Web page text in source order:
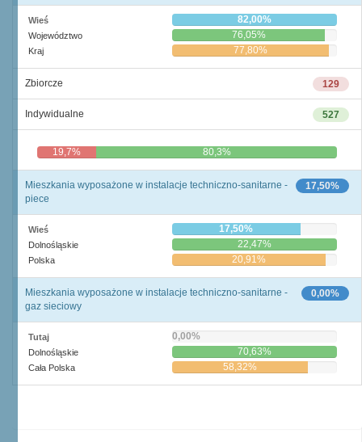
Wieś 82,00%
Województwo 76,05%
Kraj 77,80%
129
Zbiorcze
527
Indywidualne
19,7% 80,3%
17,50%
Mieszkania wyposażone w instalacje techniczno-sanitarne -
piece
Wieś 17,50%
Dolnośląskie 22,47%
Polska 20,91%
0,00%
Mieszkania wyposażone w instalacje techniczno-sanitarne -
gaz sieciowy
Tutaj 0,00%
Dolnośląskie 70,63%
Cała Polska 58,32%